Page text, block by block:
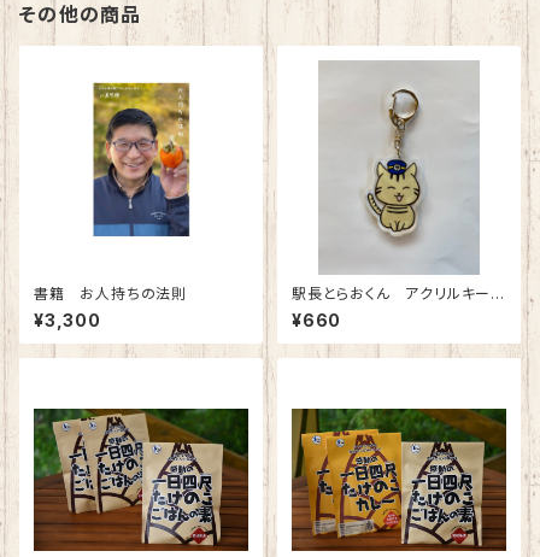
その他の商品
書籍 お人持ちの法則
¥3,300
駅長とらおくん アクリルキーホ
ルダー
¥660